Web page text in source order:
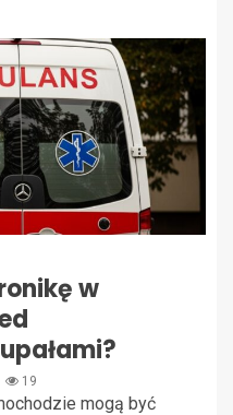
w
19
mogą być